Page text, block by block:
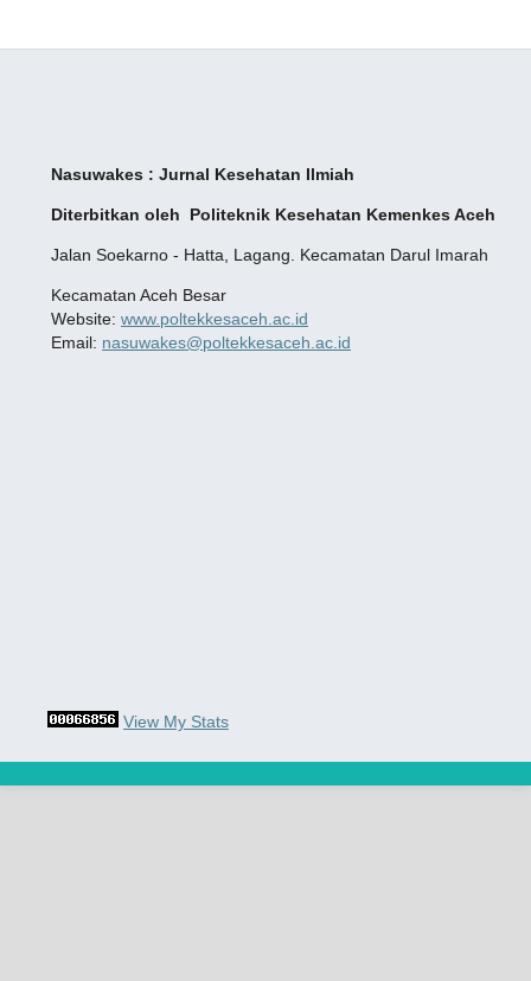
Nasuwakes : Jurnal Kesehatan Ilmiah
Diterbitkan oleh Politeknik Kesehatan KemenkesAceh
Jalan Soekarno - Hatta, Lagang. Kecamatan Darul Imarah
Kecamatan Aceh Besar
Website: www.poltekkesaceh.ac.id
Email: nasuwakes@poltekkesaceh.ac.id
View My Stats